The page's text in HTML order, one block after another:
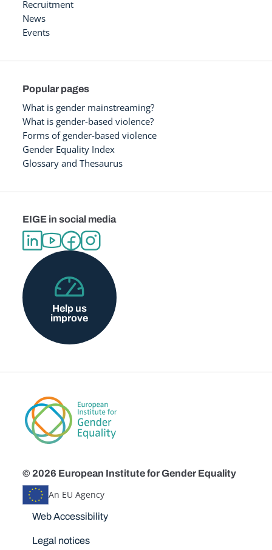
Recruitment
News
Events
Popular pages
What is gender mainstreaming?
What is gender-based violence?
Forms of gender-based violence
Gender Equality Index
Glossary and Thesaurus
EIGE in social media
Help us
improve
© 2026 European Institute for Gender Equality
An EU Agency
Disclaimers
Web Accessibility
Legal notices